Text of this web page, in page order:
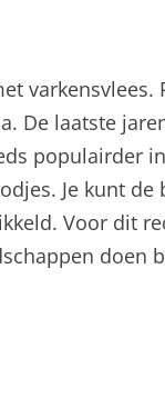
De laatste
populairder
Je kunt
Voor dit
doen